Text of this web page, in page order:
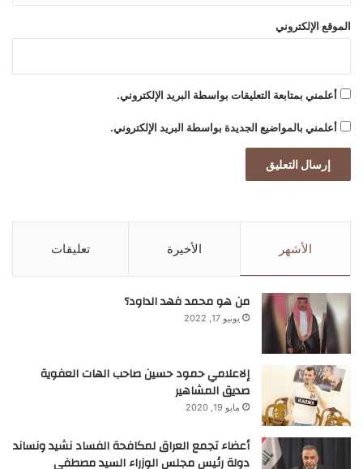
الموقع الإلكتروني
أعلمني بمتابعة التعليقات بواسطة البريد الإلكتروني.
أعلمني بالمواضيع الجديدة بواسطة البريد الإلكتروني.
الأشهر الأخيرة تعليقات
من هو محمد فهد الداود؟
يونيو 17, 2022
إلاعلامي حمود حسين صاحب الهات العفوية
صديق المشاهير
مايو 19, 2020
أعضاء تجمع العراق لمكافحة الفساد نشيد ونساند
دولة رئيس مجلس الوزراء السيد مصطفى